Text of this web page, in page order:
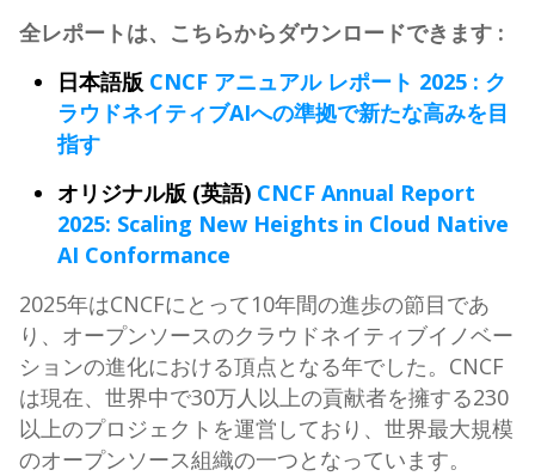
全レポートは、こちらからダウンロードできます :
日本語版 CNCF アニュアル レポート 2025 : ク
ラウドネイティブAIへの準拠で新たな高みを目
指す
オリジナル版 (英語) CNCF Annual Report
2025: Scaling New Heights in Cloud Native
AI Conformance
2025年はCNCFにとって10年間の進歩の節目であ
り、 オープンソースのクラウドネイティブイノベー
ションの進化における頂点となる年でした。CNCF
は現在、 世界中で30万人以上の貢献者を擁する230
以上のプロジェクト を運営しており、 世界最大規模
のオープンソース組織の一つとなっています。